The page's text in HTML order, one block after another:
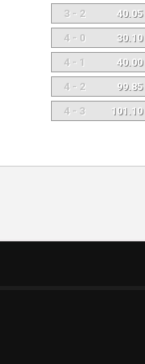
3 - 2
40.05
4 - 0
30.10
4 - 1
40.00
4 - 2
99.85
4 - 3
101.10